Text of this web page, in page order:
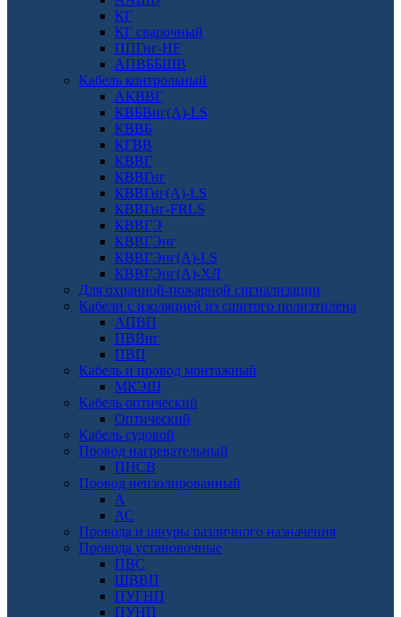
КГ
КГ сварочный
ППГнг-HF
АПВББШВ
Кабель контрольный
АКВВГ
КВБВнг(А)-LS
КВВБ
КГВВ
КВВГ
КВВГнг
КВВГнг(А)-LS
КВВГнг-FRLS
КВВГЭ
КВВГЭнг
КВВГЭнг(А)-LS
КВВГЭнг(А)-ХЛ
Для охранной-пожарной сигнализации
Кабели с изоляцией из сшитого полиэтилена
АПВП
ПВВнг
ПВП
Кабель и провод монтажный
МКЭШ
Кабель оптический
Оптический
Кабель судовой
Провод нагревательный
ПНСВ
Провод неизолированный
А
АС
Провода и шнуры различного назначения
Провода установочные
ПВС
ШВВП
ПУГНП
ПУНП